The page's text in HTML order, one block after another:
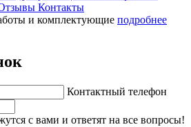
Контакты
и комплектующие подробнее
Контактный телефон
с вами и ответят на все вопросы!